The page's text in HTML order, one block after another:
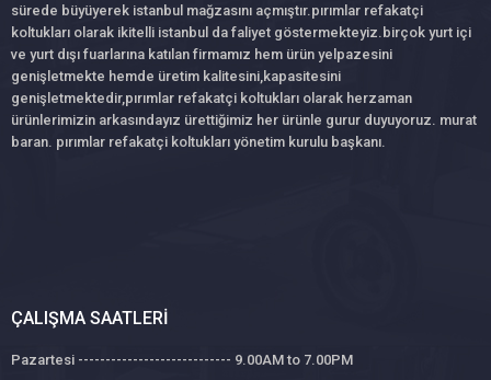
sürede büyüyerek istanbul mağzasını açmıştır.pırımlar refakatçi
koltukları olarak ikitelli istanbul da faliyet göstermekteyiz.birçok yurt içi
ve yurt dışı fuarlarına katılan firmamız hem ürün yelpazesini
genişletmekte hemde üretim kalitesini,kapasitesini
genişletmektedir,pırımlar refakatçi koltukları olarak herzaman
ürünlerimizin arkasındayız ürettiğimiz her ürünle gurur duyuyoruz. murat
baran. pırımlar refakatçi koltukları yönetim kurulu başkanı.
ÇALIŞMA SAATLERI
Pazartesi ---------------------------- 9.00AM to 7.00PM